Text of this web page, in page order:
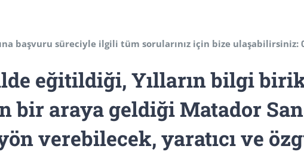
başvuru süreciyle ilgili tüm sorularınız için bize ulaşabilirsiniz:
eğitildiği, Yılların bilgi
bir araya geldiği Matador
verebilecek, yaratıcı ve